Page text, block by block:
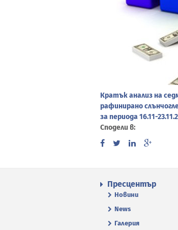
Кратък анализ на
рафинирано
за периода 16.11-
Сподели в:
Пресцентър
Новини
News
Галерия